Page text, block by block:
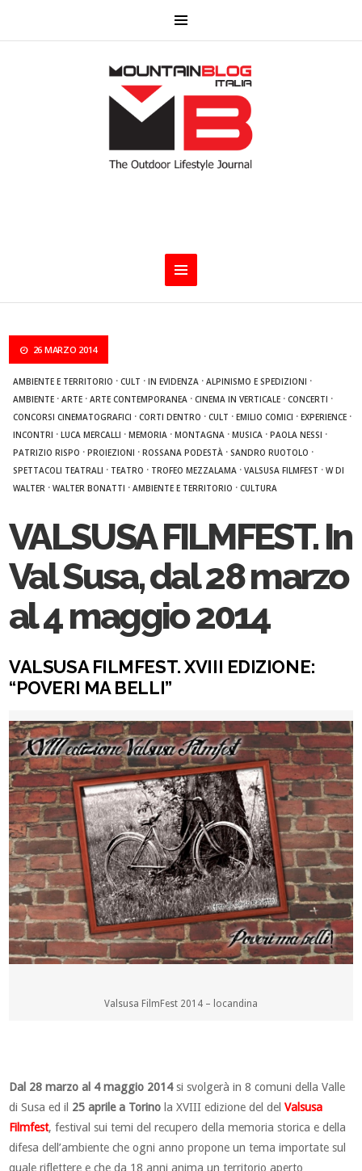
26 MARZO 2014
AMBIENTE E TERRITORIO ·CULT ·IN EVIDENZA ·ALPINISMO E SPEDIZIONI ·
AMBIENTE ·ARTE ·ARTE CONTEMPORANEA ·CINEMA IN VERTICALE ·CONCERTI ·
CONCORSI CINEMATOGRAFICI ·CORTI DENTRO ·CULT ·EMILIO COMICI ·EXPERIENCE ·
INCONTRI ·LUCA MERCALLI ·MEMORIA ·MONTAGNA ·MUSICA ·PAOLA NESSI ·
PATRIZIO RISPO ·PROIEZIONI ·ROSSANA PODESTÀ ·SANDRO RUOTOLO ·
SPETTACOLI TEATRALI · TEATRO · TROFEO MEZZALAMA ·VALSUSA FILMFEST ·W DI
WALTER ·WALTER BONATTI ·AMBIENTE E TERRITORIO ·CULTURA
VALSUSA FILMFEST. In
Val Susa, dal 28 marzo
al 4 maggio 2014
VALSUSA FILMFEST. XVIII EDIZIONE:
“POVERI MA BELLI”
Valsusa FilmFest 2014 – locandina
Dal 28 marzo al 4 maggio 2014si svolgerà in 8 comuni della Valle
di Susa ed il 25 aprile a Torino la XVIII edizione del del Valsusa
Filmfest, festival sui temi del recupero della memoria storica e della
difesa dell’ambiente che ogni anno propone un tema importate sul
quale riflettere e che da 18 anni anima un territorio aperto